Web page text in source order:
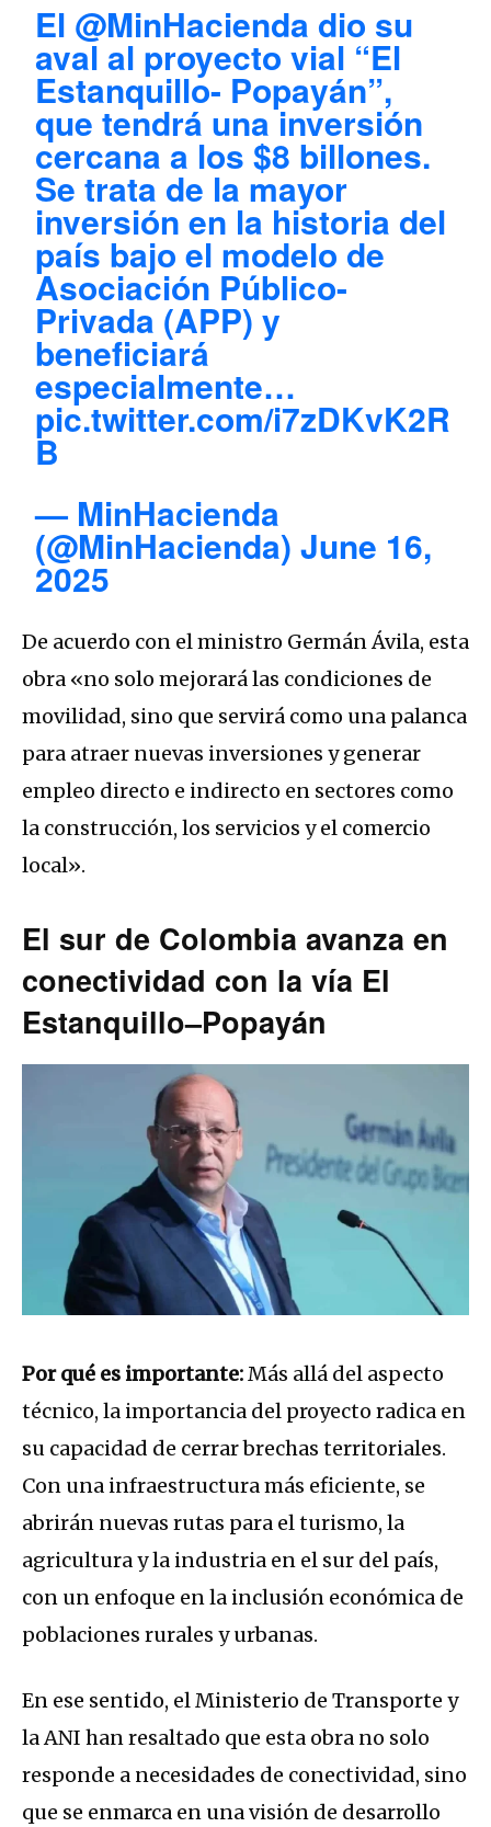
El @MinHacienda dio su
aval al proyecto vial “El
Estanquillo- Popayán”,
que tendrá una inversión
cercana a los $8 billones.
Se trata de la mayor
inversión en la historia del
país bajo el modelo de
Asociación Público-
Privada (APP) y
beneficiará
especialmente…
pic.twitter.com/i7zDKvK2R
B
— MinHacienda
(@MinHacienda)June 16,
2025
De acuerdo con el ministro Germán Ávila, esta
obra «no solo mejorará las condiciones de
movilidad, sino que servirá como una palanca
para atraer nuevas inversiones y generar
empleo directo e indirecto en sectores como
la construcción, los servicios y el comercio
local».
El sur de Colombia avanza en
conectividad con la vía El
Estanquillo–Popayán
Por qué es importante:Más allá del aspecto
técnico, la importancia del proyecto radica en
su capacidad de cerrar brechas territoriales.
Con una infraestructura más eficiente, se
abrirán nuevas rutas para el turismo, la
agricultura y la industria en el sur del país,
con un enfoque en la inclusión económica de
poblaciones rurales y urbanas.
En ese sentido, el Ministerio de Transporte y
la ANI han resaltado que esta obra no solo
responde a necesidades de conectividad, sino
que se enmarca en una visión de desarrollo